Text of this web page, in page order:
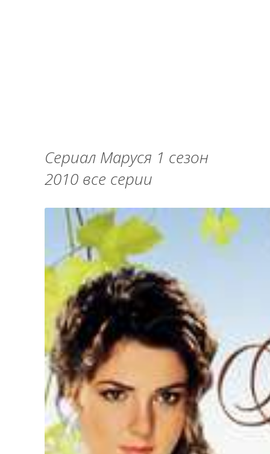
Сериал Маруся 1 сезон
2010 все серии